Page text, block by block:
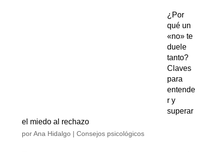
¿Por
qué un
«no» te
duele
tanto?
Claves
para
entende
r y
superar
el miedo al rechazo
porAna Hidalgo| Consejos psicológicos